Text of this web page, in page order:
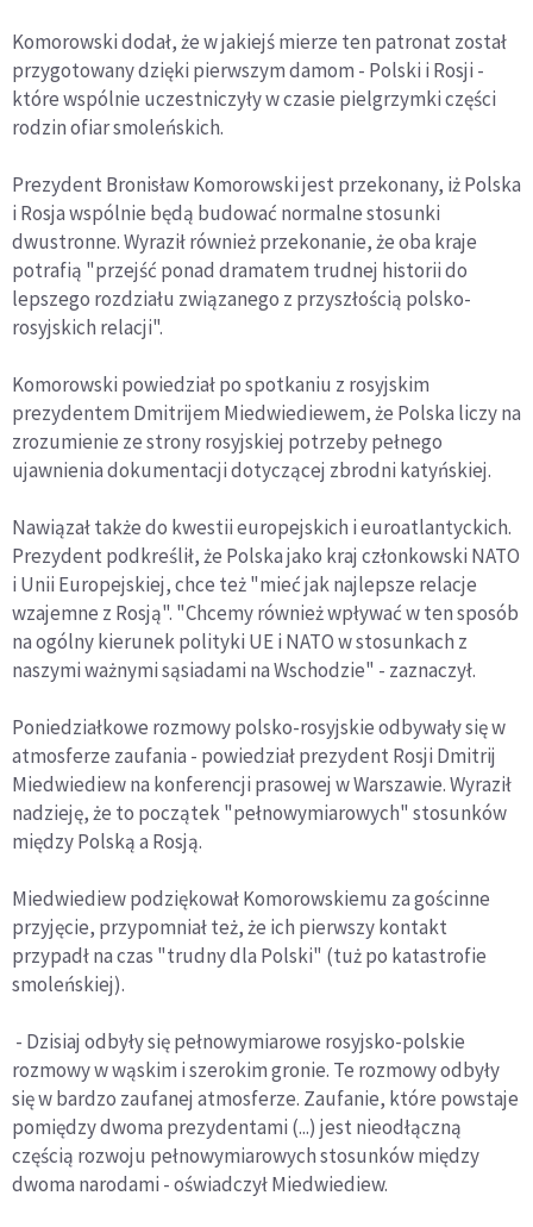
Komorowski dodał, że w jakiejś mierze ten patronat został
przygotowany dzięki pierwszym damom - Polski i Rosji -
które wspólnie uczestniczyły w czasie pielgrzymki części
rodzin ofiar smoleńskich.
Prezydent Bronisław Komorowski jest przekonany, iż Polska
i Rosja wspólnie będą budować normalne stosunki
dwustronne. Wyraził również przekonanie, że oba kraje
potrafią "przejść ponad dramatem trudnej historii do
lepszego rozdziału związanego z przyszłością polsko-
rosyjskich relacji".
Komorowski powiedział po spotkaniu z rosyjskim
prezydentem Dmitrijem Miedwiediewem, że Polska liczy na
zrozumienie ze strony rosyjskiej potrzeby pełnego
ujawnienia dokumentacji dotyczącej zbrodni katyńskiej.
Nawiązał także do kwestii europejskich i euroatlantyckich.
Prezydent podkreślił, że Polska jako kraj członkowski NATO
i Unii Europejskiej, chce też "mieć jak najlepsze relacje
wzajemne z Rosją". "Chcemy również wpływać w ten sposób
na ogólny kierunek polityki UE i NATO w stosunkach z
naszymi ważnymi sąsiadami na Wschodzie" - zaznaczył.
Poniedziałkowe rozmowy polsko-rosyjskie odbywały się w
atmosferze zaufania - powiedział prezydent Rosji Dmitrij
Miedwiediew na konferencji prasowej w Warszawie. Wyraził
nadzieję, że to początek "pełnowymiarowych" stosunków
między Polską a Rosją.
Miedwiediew podziękował Komorowskiemu za gościnne
przyjęcie, przypomniał też, że ich pierwszy kontakt
przypadł na czas "trudny dla Polski" (tuż po katastrofie
smoleńskiej).
- Dzisiaj odbyły się pełnowymiarowe rosyjsko-polskie
rozmowy w wąskim i szerokim gronie. Te rozmowy odbyły
się w bardzo zaufanej atmosferze. Zaufanie, które powstaje
pomiędzy dwoma prezydentami (...) jest nieodłączną
częścią rozwoju pełnowymiarowych stosunków między
dwoma narodami - oświadczył Miedwiediew.